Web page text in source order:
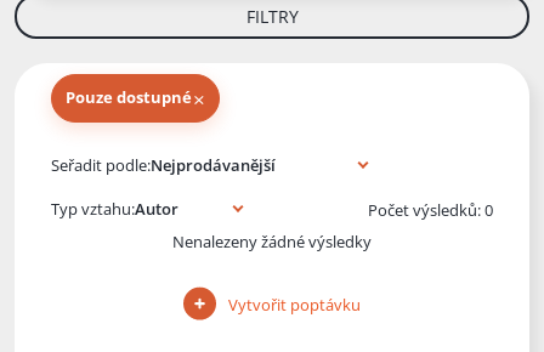
FILTRY
Pouze dostupné×
Seřadit podle:
Typ vztahu:
Počet výsledků: 0
Nenalezeny žádné výsledky
Vytvořit poptávku